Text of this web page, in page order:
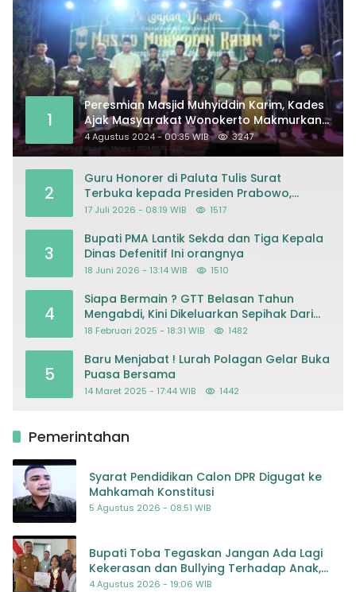
1
Peresmian Masjid Muhyiddin Karim, Kades
Ajak Masyarakat Wonokerto Makmurkan
Masjid
4 Agustus 2024 - 00:35 WIB 3247
2
Guru Honorer di Paluta Tulis Surat
Terbuka kepada Presiden Prabowo,
Mohon Keadilan atas Dugaan
17 Juli 2026 - 08:19 WIB 1517
3
Bupati PMA Lantik Sekda dan Tiga Kepala
Dinas Defenitif Ini orangnya
18 Juni 2026 - 13:14 WIB 1510
4
Siapa Bermain ? GTT Belasan Tahun
Mengabdi, Kini Dikeluarkan Sepihak Dari
Dapodik
18 Februari 2025 - 18:31 WIB 1482
5
Baru Menjabat ! Lurah Polagan Gelar Buka
Puasa Bersama
14 Maret 2025 - 17:44 WIB 1442
Pemerintahan
Syarat Pendidikan Calon DPR Digugat ke
Mahkamah Konstitusi
5 Agustus 2026 - 08:51 WIB
Bupati Toba Tegaskan Jangan Ada Lagi
Kekerasan dan Bullying Terhadap Anak,
Dorong Kolaborasi Seluruh Pihak
4 Agustus 2026 - 19:06 WIB